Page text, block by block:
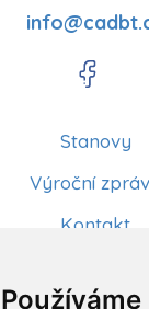
Stanovy
Výroční
Kontakt